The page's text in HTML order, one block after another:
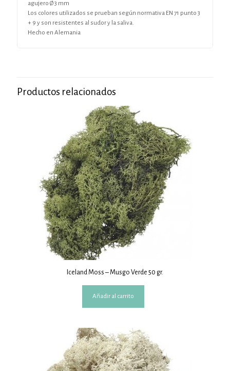
agujero Ø 3 mm
Los colores utilizados se prueban según normativa EN 71 punto 3
+ 9 y son resistentes al sudor y la saliva.
Hecho en Alemania
Productos relacionados
Iceland Moss – Musgo Verde 50 gr.
Añadir al carrito